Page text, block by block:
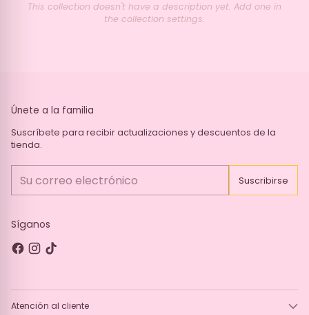
This collection doesn't have a description yet. Add one in
the collection settings.
Únete a la familia
Suscríbete para recibir actualizaciones y descuentos de la
tienda.
correo
electrónico
Suscribirse
Síganos
Atención al cliente